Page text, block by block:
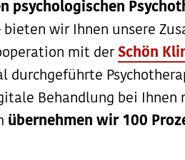
psychologischen
bieten wir Ihnen unsere
mit der Schön
Behandlung bei Ihnen
übernehmen wir 100